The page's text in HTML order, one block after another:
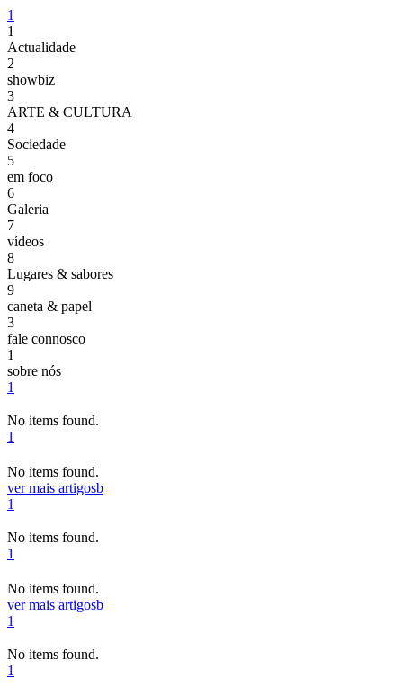
1
1
Actualidade
2
showbiz
3
ARTE & CULTURA
4
Sociedade
5
em foco
6
Galeria
7
vídeos
8
Lugares & sabores
9
caneta & papel
3
fale connosco
1
sobre nós
1
No items found.
1
No items found.
ver mais artigosb
1
No items found.
1
No items found.
ver mais artigosb
1
No items found.
1